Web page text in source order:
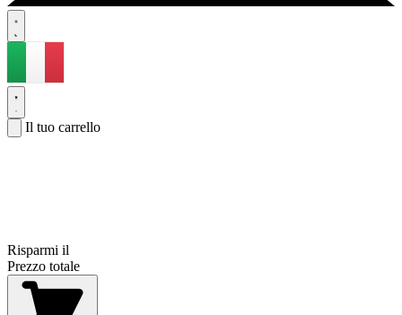
Il tuo carrello
Risparmi il
Prezzo totale